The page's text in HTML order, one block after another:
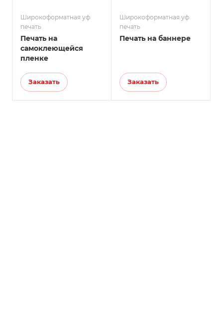
Широкоформатная уф
печать
Печать на
самоклеющейся
пленке
Заказать
Широкоформатная уф
печать
Печать на баннере
Заказать